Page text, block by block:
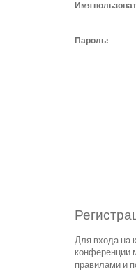
Имя
Пароль:
Для входа на
конференции
правилами и